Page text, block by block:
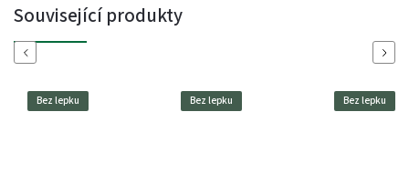
Související produkty
Previous
Bez lepku Bez lepku Bez lepku
Next